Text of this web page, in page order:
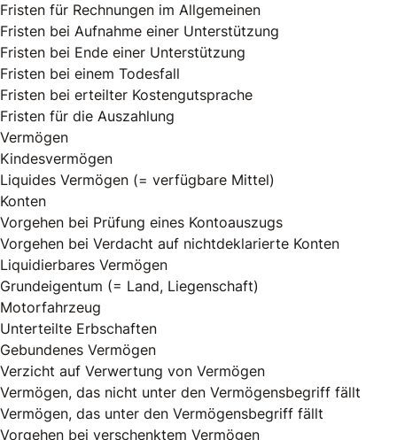
Fristen für Rechnungen im Allgemeinen
Fristen bei Aufnahme einer Unterstützung
Fristen bei Ende einer Unterstützung
Fristen bei einem Todesfall
Fristen bei erteilter Kostengutsprache
Fristen für die Auszahlung
Vermögen
Kindesvermögen
Liquides Vermögen (= verfügbare Mittel)
Konten
Vorgehen bei Prüfung eines Kontoauszugs
Vorgehen bei Verdacht auf nichtdeklarierte Konten
Liquidierbares Vermögen
Grundeigentum (= Land, Liegenschaft)
Motorfahrzeug
Unterteilte Erbschaften
Gebundenes Vermögen
Verzicht auf Verwertung von Vermögen
Vermögen, das nicht unter den Vermögensbegriff fällt
Vermögen, das unter den Vermögensbegriff fällt
Vorgehen bei verschenktem Vermögen